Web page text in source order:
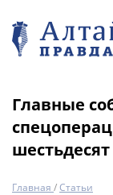
Главные
Главная /Статьи